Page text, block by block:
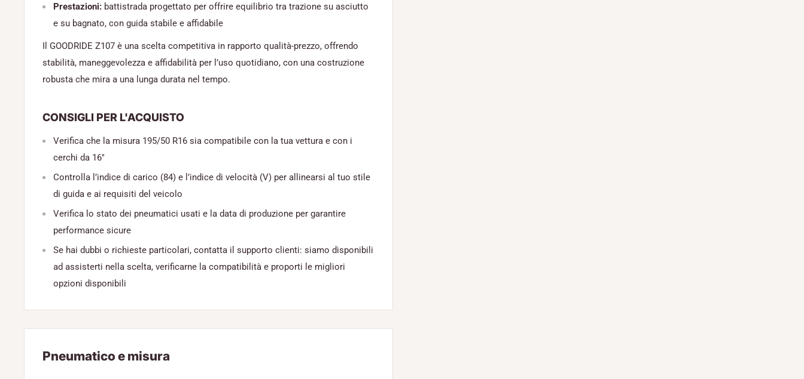
Prestazioni: battistrada progettato per offrire equilibrio tra trazione su asciutto
e su bagnato, con guida stabile e affidabile
Il GOODRIDE Z107 è una scelta competitiva in rapporto qualità-prezzo, offrendo
stabilità, maneggevolezza e affidabilità per l’uso quotidiano, con una costruzione
robusta che mira a una lunga durata nel tempo.
CONSIGLI PER L'ACQUISTO
Verifica che la misura 195/50 R16 sia compatibile con la tua vettura e con i
cerchi da 16''
Controlla l’indice di carico (84) e l’indice di velocità (V) per allinearsi al tuo stile
di guida e ai requisiti del veicolo
Verifica lo stato dei pneumatici usati e la data di produzione per garantire
performance sicure
Se hai dubbi o richieste particolari, contatta il supporto clienti: siamo disponibili
ad assisterti nella scelta, verificarne la compatibilità e proporti le migliori
opzioni disponibili
Pneumatico e misura